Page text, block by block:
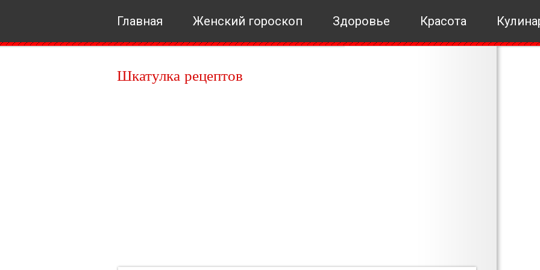
Главная Женский гороскоп Здоровье Красота
Шкатулка рецептов